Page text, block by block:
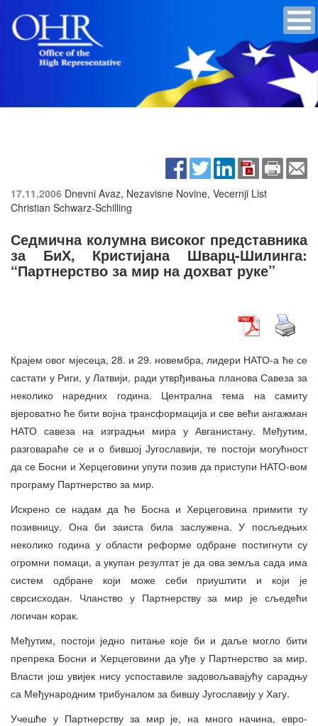
17.11.2006 Dnevni Avaz, Nezavisne Novine, Vecernji List
Christian Schwarz-Schilling
Седмична колумна високог представника
за БиХ, Кристијана Шварц-Шилинга:
“Партнерство за мир на дохват руке”
Крајем овог мјесеца, 28. и 29. новембра, лидери НАТО-а ће се
састати у Риги, у Латвији, ради утврђивања планова Савеза за
неколико наредних година. Централна тема на самиту
вјероватно ће бити војна трансформација и све већи ангажман
НАТО савеза на изградњи мира у Авганистану. Међутим,
разговараће се и о бившој Југославији, те постоји могућност
да се Босни и Херцеговини упути позив да приступи НАТО-вом
програму Партнерство за мир.
Искрено се надам да ће Босна и Херцеговина примити ту
позивницу. Она би заиста била заслужена. У посљедњих
неколико година у области реформе одбране постигнути су
огромни помаци, а укупан резултат је да ова земља сада има
систем одбране који може себи приуштити и који је
сврсисходан. Чланство у Партнерству за мир је сљедећи
логичан корак.
Међутим, постоји једно питање које би и даље могло бити
препрека Босни и Херцеговини да уђе у Партнерство за мир.
Власти још увијек нису успоставиле задовољавајућу сарадњу
са Међународним трибуналом за бившу Југославију у Хагу.
Учешће у Партнерству за мир је, на много начина, евро-